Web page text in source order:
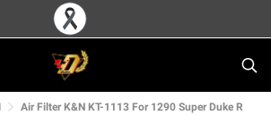
Air Filter K&N KT-1113 For 1290 Super Duke R